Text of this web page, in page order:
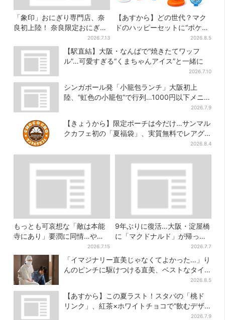
「象印」おにぎり専門店、奈
良初上陸！ 奈良限定おにぎ
り、1000円前後のだし巻き弁
当も
2026.7.13
【あすから】どの世代？マク
ドのハッピーセットに“ポケモ
ンおもちゃ”、歴代30匹に「懐
かしい」と喜びの声
2026.8.5
【駅直結】大阪・なんばで“焼きたてワッフ
ル”…可愛すぎる“くまちゃんアイス”と一緒に
2026.7.10
シンガポール発「小籠包ランチ」大阪初上
陸、“虹色の小籠包”で行列…1000円以下メニ
2026.7.9
【きょうから】限定ポーチは今だけ…サンマル
クカフェ初の「夏福袋」、実質無料でレアグ
2026.8.4
もっとも可哀想な「敵は本能
寺にあり」要潤に同情…やっ
てない“毒殺”、元上司の裏切
り【豊臣兄弟】
2026.7.15
9年ぶりに復活…大阪・淀屋橋
に「マクドナルド」が帰って
くる！駅直結＆100席を完備
2026.7.7
「イマジナリー直美じゃなくてよかった…」り
んのピンチに駆けつける直美、ベストなタイ
2026.8.5
【あすから】この夏ラスト！スタバの「桃ド
リンク」、紅茶×ホワイトチョコで“飲むデザ
2026.7.9